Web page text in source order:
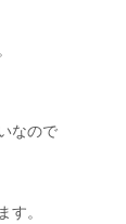
なので
す。